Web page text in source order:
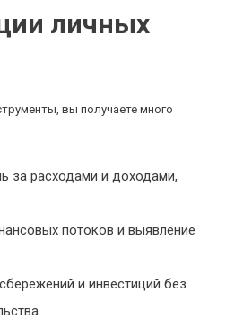
личных
вы получаете много
за расходами и доходами,
потоков и выявление
и инвестиций без